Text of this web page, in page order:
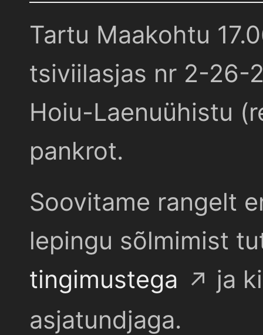
Tartu Maakohtu
tsiviilasjas nr 2-26-
Hoiu-Laenuühistu
pankrot.
Soovitame rangelt
lepingu sõlmimist
tingimustega
ja
asjatundjaga.